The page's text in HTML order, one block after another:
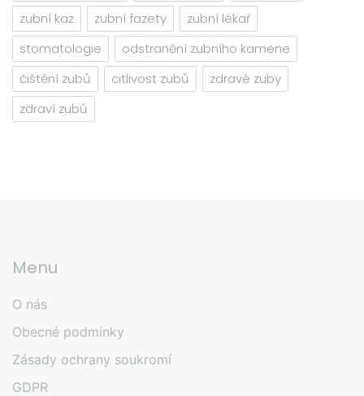
zubní kaz
zubní fazety
zubní lékař
stomatologie
odstranění zubního kamene
čištění zubů
citlivost zubů
zdravé zuby
zdraví zubů
Menu
O nás
Obecné podmínky
Zásady ochrany soukromí
GDPR